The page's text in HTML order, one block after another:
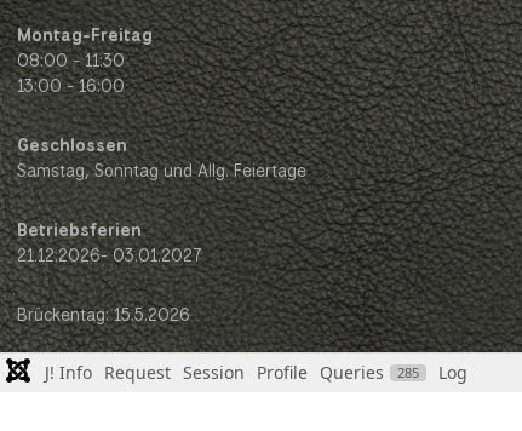
Montag-Freitag
08:00 - 11:30
13:00 - 16:00
Geschlossen
Samstag, Sonntag und Allg. Feiertage
Betriebsferien
21.12.2026- 03.01.2027
Brückentag: 15.5.2026
J! Info Request Session Profile Queries 285 Log